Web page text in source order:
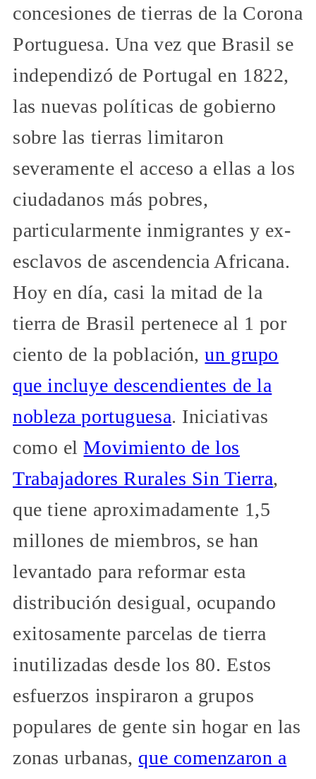
concesiones de tierras de la Corona
Portuguesa. Una vez que Brasil se
independizó de Portugal en 1822,
las nuevas políticas de gobierno
sobre las tierras limitaron
severamente el acceso a ellas a los
ciudadanos más pobres,
particularmente inmigrantes y ex-
esclavos de ascendencia Africana.
Hoy en día, casi la mitad de la
tierra de Brasil pertenece al 1 por
ciento de la población,un grupo
que incluye descendientes de la
nobleza portuguesa. Iniciativas
como elMovimiento de los
Trabajadores Rurales Sin Tierra,
que tiene aproximadamente 1,5
millones de miembros, se han
levantado para reformar esta
distribución desigual, ocupando
exitosamente parcelas de tierra
inutilizadas desde los 80. Estos
esfuerzos inspiraron a grupos
populares de gente sin hogar en las
zonas urbanas, que comenzaron a